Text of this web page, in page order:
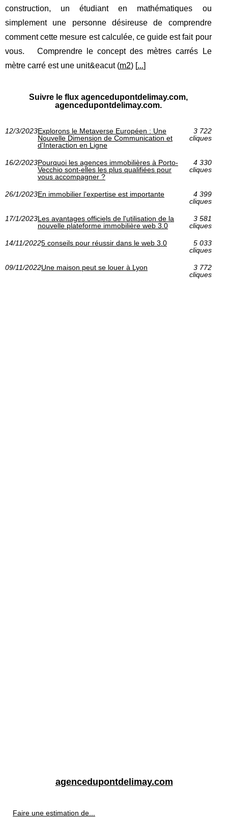
construction, un étudiant en mathématiques ou
simplement une personne désireuse de comprendre
comment cette mesure est calculée, ce guide est fait pour
vous. Comprendre le concept des mètres carrés Le
mètre carré est une unit&eacut (m2) [ ...
Suivre le flux agencedupontdelimay.com,
agencedupontdelimay.com.
12/3/2023Explorons le Metaverse Européen : Une
Nouvelle Dimension de Communication et
d'Interaction en Ligne
3 722
cliques
16/2/2023Pourquoi les agences immobilières à Porto-
Vecchio sont-elles les plus qualifiées pour
vous accompagner ?
4 330
cliques
26/1/2023En immobilier l'expertise est importante
4 399
cliques
17/1/2023Les avantages officiels de l'utilisation de la
nouvelle plateforme immobilière web 3.0
3 581
cliques
14/11/20225 conseils pour réussir dans le web 3.0
5 033
cliques
09/11/2022Une maison peut se louer à Lyon
3 772
cliques
agencedupontdelimay.com
Faire une estimation de...